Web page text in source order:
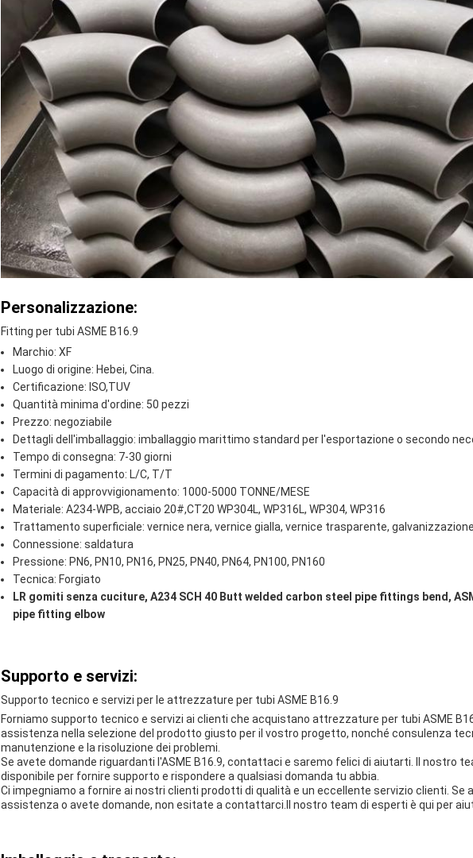
Personalizzazione:
Fitting per tubi ASME B16.9
Marchio: XF
Luogo di origine: Hebei, Cina.
Certificazione: ISO,TUV
Quantità minima d'ordine: 50 pezzi
Prezzo: negoziabile
Dettagli dell'imballaggio: imballaggio marittimo standard per l'esportazione o secondo
Tempo di consegna: 7-30 giorni
Termini di pagamento: L/C, T/T
Capacità di approvvigionamento: 1000-5000 TONNE/MESE
Materiale: A234-WPB, acciaio 20#,CT20 WP304L, WP316L, WP304, WP316
Trattamento superficiale: vernice nera, vernice gialla, vernice trasparente,
Connessione: saldatura
Pressione: PN6, PN10, PN16, PN25, PN40, PN64, PN100, PN160
Tecnica: Forgiato
LR gomiti senza cuciture, A234 SCH 40 Butt welded carbon steel pipe fittings bend,
pipe fitting elbow
Supporto e servizi:
Supporto tecnico e servizi per le attrezzature per tubi ASME B16.9
Forniamo supporto tecnico e servizi ai clienti che acquistano attrezzature per tubi ASME
assistenza nella selezione del prodotto giusto per il vostro progetto, nonché consulenza
manutenzione e la risoluzione dei problemi.
Se avete domande riguardanti l'ASME B16.9, contattaci e saremo felici di aiutarti. Il nostro
disponibile per fornire supporto e rispondere a qualsiasi domanda tu abbia.
Ci impegniamo a fornire ai nostri clienti prodotti di qualità e un eccellente servizio clienti. Se
assistenza o avete domande, non esitate a contattarci.Il nostro team di esperti è qui per